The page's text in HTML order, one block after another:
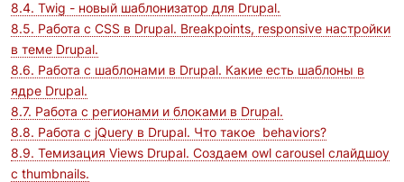
8.4. Twig - новый шаблонизатор для Drupal.
8.5. Работа с CSS в Drupal. Breakpoints, responsive настройки
в теме Drupal.
8.6. Работа с шаблонами в Drupal. Какие есть шаблоны в
ядре Drupal.
8.7. Работа с регионами и блоками в Drupal.
8.8. Работа с jQuery в Drupal. Что такое behaviors?
8.9. Темизация Views Drupal. Создаем owl carousel слайдшоу
с thumbnails.